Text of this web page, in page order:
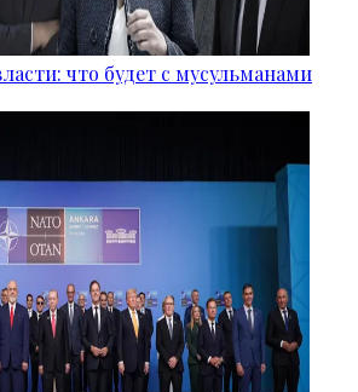
что будет с мусульманами